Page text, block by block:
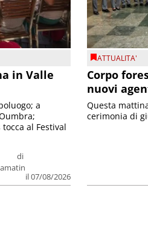
in Valle
di
il 07/08/2026
a
al Festival
ATTUALITA'
Corpo
nuovi
Questa
cerimonia di